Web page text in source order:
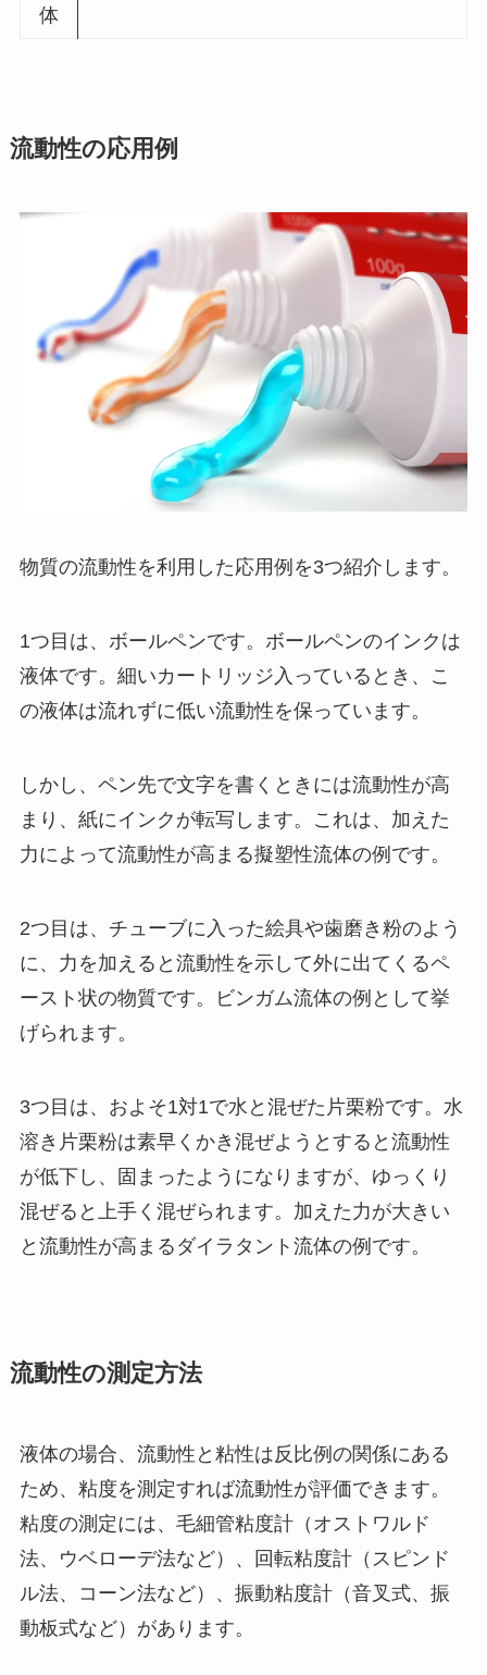
体
流動性の応用例
物質の流動性を利用した応用例を3つ紹介します。
1つ目は、ボールペンです。ボールペンのインクは
液体です。細いカートリッジ入っているとき、こ
の液体は流れずに低い流動性を保っています。
しかし、ペン先で文字を書くときには流動性が高
まり、紙にインクが転写します。これは、加えた
力によって流動性が高まる擬塑性流体の例です。
2つ目は、チューブに入った絵具や歯磨き粉のよう
に、力を加えると流動性を示して外に出てくるペ
ースト状の物質です。ビンガム流体の例として挙
げられます。
3つ目は、およそ1対1で水と混ぜた片栗粉です。水
溶き片栗粉は素早くかき混ぜようとすると流動性
が低下し、固まったようになりますが、ゆっくり
混ぜると上手く混ぜられます。加えた力が大きい
と流動性が高まるダイラタント流体の例です。
流動性の測定方法
液体の場合、流動性と粘性は反比例の関係にある
ため、粘度を測定すれば流動性が評価できます。
粘度の測定には、毛細管粘度計（オストワルド
法、ウベローデ法など）、回転粘度計（スピンド
ル法、コーン法など）、振動粘度計（音叉式、振
動板式など）があります。